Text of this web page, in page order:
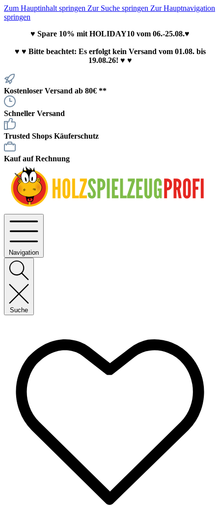
Zum Hauptinhalt springen Zur Suche springen Zur Hauptnavigation
springen
♥ Spare 10% mit HOLIDAY10 vom 06.-25.08.♥
♥ ♥ Bitte beachtet: Es erfolgt kein Versand vom 01.08. bis
19.08.26! ♥ ♥
Kostenloser Versand ab 80€ **
Schneller Versand
Trusted Shops Käuferschutz
Kauf auf Rechnung
Navigation
Suche